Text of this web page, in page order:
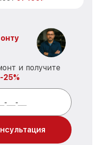
и получите
25%